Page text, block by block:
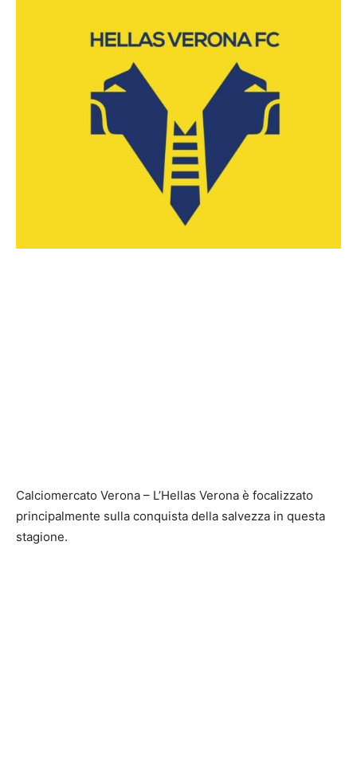
Calciomercato Verona – L’Hellas Verona è focalizzato
principalmente sulla conquista della salvezza in questa
stagione.